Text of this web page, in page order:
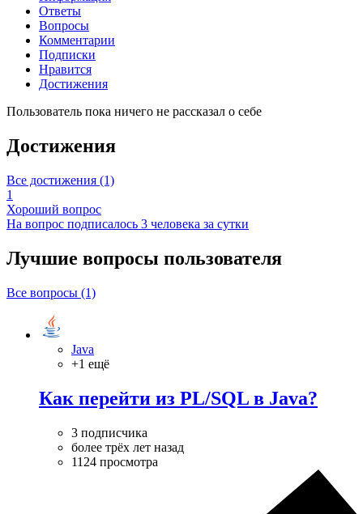
Ответы
Вопросы
Комментарии
Подписки
Нравится
Достижения
Пользователь пока ничего не рассказал о себе
Достижения
Все достижения (1)
1
Хороший вопрос
На вопрос подписалось 3 человека за сутки
Лучшие вопросы пользователя
Все вопросы (1)
Java
+1 ещё
Как перейти из PL/SQL в Java?
3 подписчика
более трёх лет назад
1124 просмотра